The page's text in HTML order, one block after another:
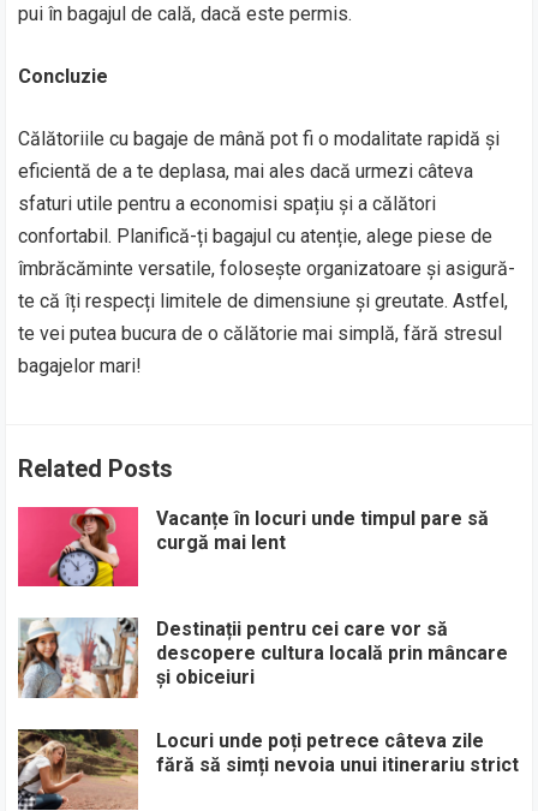
pui în bagajul de cală, dacă este permis.
Concluzie
Călătoriile cu bagaje de mână pot fi o modalitate rapidă și
eficientă de a te deplasa, mai ales dacă urmezi câteva
sfaturi utile pentru a economisi spațiu și a călători
confortabil. Planifică-ți bagajul cu atenție, alege piese de
îmbrăcăminte versatile, folosește organizatoare și asigură-
te că îți respecți limitele de dimensiune și greutate. Astfel,
te vei putea bucura de o călătorie mai simplă, fără stresul
bagajelor mari!
Related Posts
Vacanțe în locuri unde timpul pare să
curgă mai lent
Destinații pentru cei care vor să
descopere cultura locală prin mâncare
și obiceiuri
Locuri unde poți petrece câteva zile
fără să simți nevoia unui itinerariu strict